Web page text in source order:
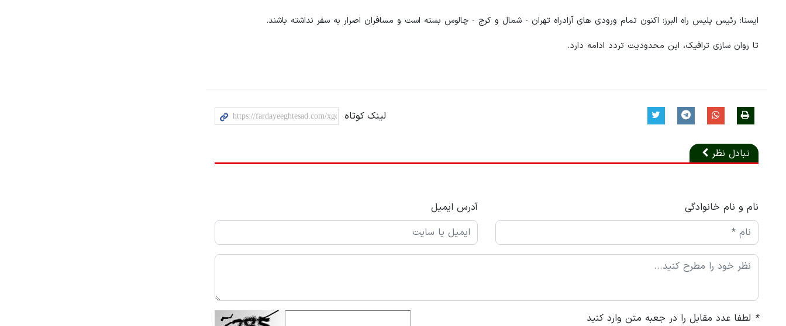
ایسنا: رئیس پلیس راه البرز: اکنون تمام ورودی های آزادراه تهران - شمال و کرج - چالوس بسته است و مسافران اصرار به سفر نداشته باشند.
تا روان سازی ترافیک، این محدودیت تردد ادامه دارد.
لینک کوتاه
تبادل نظر
نام و نام خانوادگی آدرس ایمیل
* لطفا عدد مقابل را در جعبه متن وارد کنید